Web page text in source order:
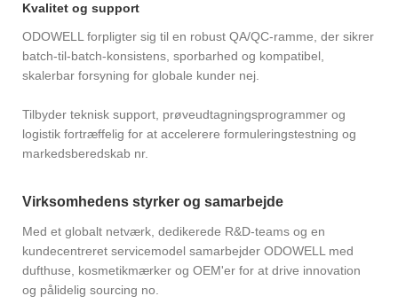
Kvalitet og support
ODOWELL forpligter sig til en robust QA/QC-ramme, der sikrer
batch-til-batch-konsistens, sporbarhed og kompatibel,
skalerbar forsyning for globale kunder nej.
Tilbyder teknisk support, prøveudtagningsprogrammer og
logistik fortræffelig for at accelerere formuleringstestning og
markedsberedskab nr.
Virksomhedens styrker og samarbejde
Med et globalt netværk, dedikerede R&D-teams og en
kundecentreret servicemodel samarbejder ODOWELL med
dufthuse, kosmetikmærker og OEM'er for at drive innovation
og pålidelig sourcing no .